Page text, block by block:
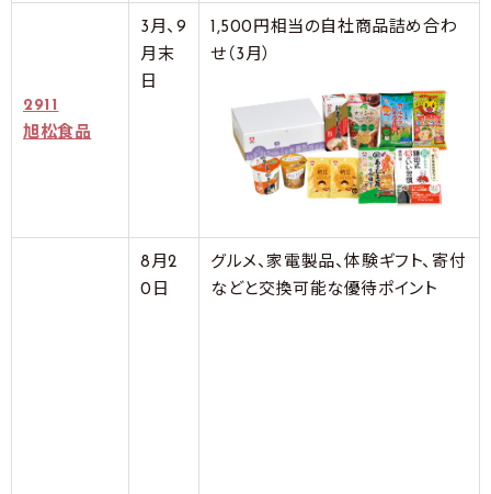
2911
旭松食品
3月、9
月末
日
1,500円相当の自社商品詰め合わ
せ（3月）
8月2
0日
グルメ、家電製品、体験ギフト、寄付
などと交換可能な優待ポイント